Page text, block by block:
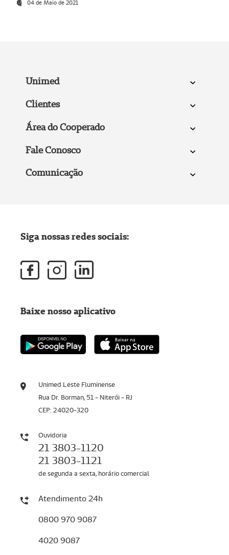
04 de Maio de 2021
Unimed
Clientes
Área do Cooperado
Fale Conosco
Comunicação
Unimed Leste Fluminense
Rua Dr. Borman, 51 - Niterói - RJ
CEP: 24020-320
Ouvidoria
21 3803-1120
21 3803-1121
de segunda a sexta, horário comercial
Atendimento 24h
0800 970 9087
4020 9087
Siga nossas redes sociais:
Baixe nosso aplicativo